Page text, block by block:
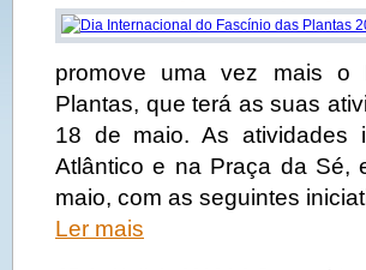
promove uma vez mais o
Plantas, que terá as suas
18 de maio. As atividades
Atlântico e na Praça da
maio, com as seguintes
Ler mais